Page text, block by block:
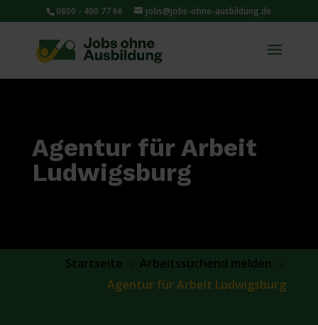
0800 - 400 77 66 jobs@jobs-ohne-ausbildung.de
Agentur für Arbeit
Ludwigsburg
Startseite Arbeitssuchend melden
Agentur für Arbeit Ludwigsburg